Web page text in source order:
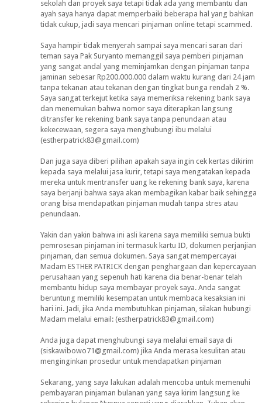
sekolah dan proyek saya tetapi tidak ada yang membantu dan
ayah saya hanya dapat memperbaiki beberapa hal yang bahkan
tidak cukup, jadi saya mencari pinjaman online tetapi scammed.
Saya hampir tidak menyerah sampai saya mencari saran dari
teman saya Pak Suryanto memanggil saya pemberi pinjaman
yang sangat andal yang meminjamkan dengan pinjaman tanpa
jaminan sebesar Rp200.000.000 dalam waktu kurang dari 24 jam
tanpa tekanan atau tekanan dengan tingkat bunga rendah 2 %.
Saya sangat terkejut ketika saya memeriksa rekening bank saya
dan menemukan bahwa nomor saya diterapkan langsung
ditransfer ke rekening bank saya tanpa penundaan atau
kekecewaan, segera saya menghubungi ibu melalui
(estherpatrick83@gmail.com)
Dan juga saya diberi pilihan apakah saya ingin cek kertas dikirim
kepada saya melalui jasa kurir, tetapi saya mengatakan kepada
mereka untuk mentransfer uang ke rekening bank saya, karena
saya berjanji bahwa saya akan membagikan kabar baik sehingga
orang bisa mendapatkan pinjaman mudah tanpa stres atau
penundaan.
Yakin dan yakin bahwa ini asli karena saya memiliki semua bukti
pemrosesan pinjaman ini termasuk kartu ID, dokumen perjanjian
pinjaman, dan semua dokumen. Saya sangat mempercayai
Madam ESTHER PATRICK dengan penghargaan dan kepercayaan
perusahaan yang sepenuh hati karena dia benar-benar telah
membantu hidup saya membayar proyek saya. Anda sangat
beruntung memiliki kesempatan untuk membaca kesaksian ini
hari ini. Jadi, jika Anda membutuhkan pinjaman, silakan hubungi
Madam melalui email: (estherpatrick83@gmail.com)
Anda juga dapat menghubungi saya melalui email saya di
(siskawibowo71@gmail.com) jika Anda merasa kesulitan atau
menginginkan prosedur untuk mendapatkan pinjaman
Sekarang, yang saya lakukan adalah mencoba untuk memenuhi
pembayaran pinjaman bulanan yang saya kirim langsung ke